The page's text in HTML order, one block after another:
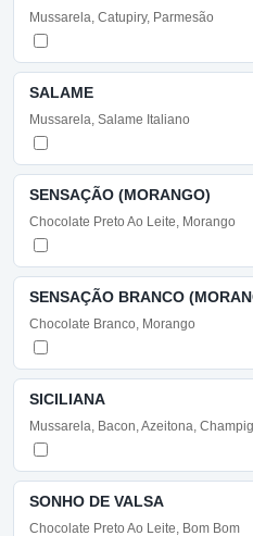
Mussarela, Catupiry, Parmesão
SALAME
Mussarela, Salame Italiano
SENSAÇÃO (MORANGO)
Chocolate Preto Ao Leite, Morango
SENSAÇÃO BRANCO
Chocolate Branco, Morango
SICILIANA
Mussarela, Bacon, Azeitona,
SONHO DE VALSA
Chocolate Preto Ao Leite, Bom Bom